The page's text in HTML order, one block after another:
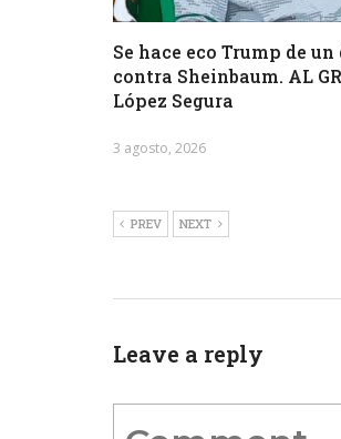
Se hace eco Trump de
contra Sheinbaum. AL
López Segura
3 agosto, 2026
PREV NEXT
Leave a reply